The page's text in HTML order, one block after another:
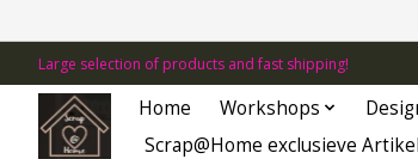
Large selection of products and fast shipping!
Home Workshops
Scrap@Home exclusieve